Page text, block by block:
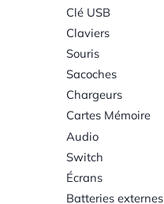
Clé USB
Claviers
Souris
Sacoches
Chargeurs
Cartes Mémoire
Audio
Switch
Écrans
Batteries externes